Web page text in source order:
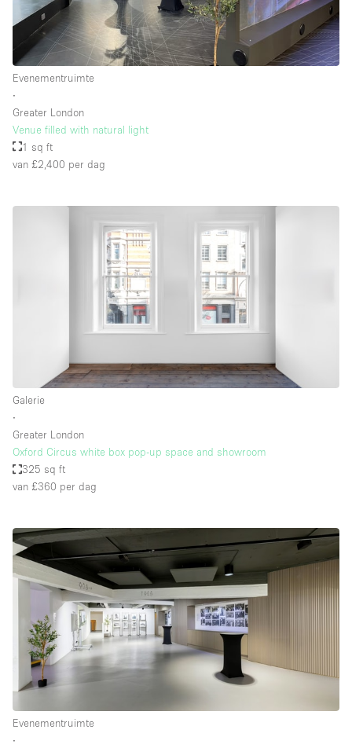
Evenementruimte
∙
Greater London
Venue filled with natural light
1 sq ft
van £2,400 per dag
Galerie
∙
Greater London
Oxford Circus white box pop-up space and showroom
325 sq ft
van £360 per dag
Evenementruimte
∙